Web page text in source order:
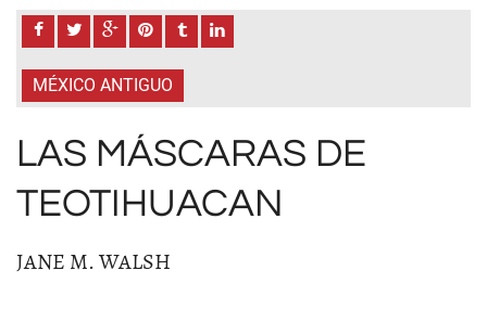
MÉXICO ANTIGUO
LAS MÁSCARAS DE
TEOTIHUACAN
JANE M. WALSH